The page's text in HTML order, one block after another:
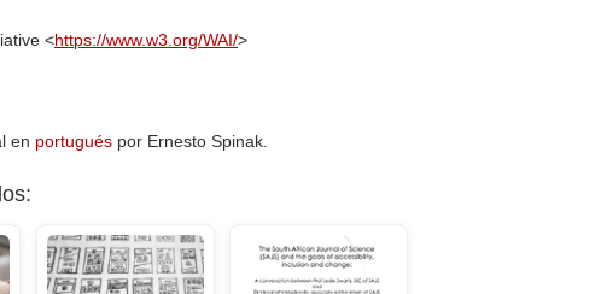
<https://www.w3.org/WAI/>
en portugués por Ernesto Spinak.